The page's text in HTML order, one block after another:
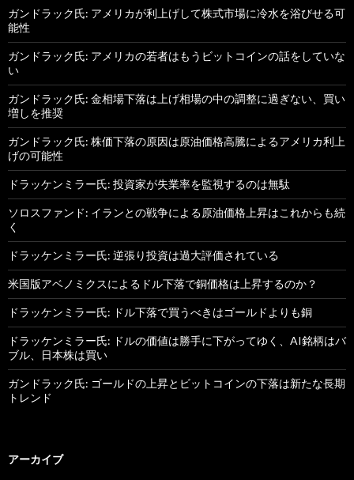
ガンドラック氏: アメリカが利上げして株式市場に冷水を浴びせる可
能性
ガンドラック氏: アメリカの若者はもうビットコインの話をしていな
い
ガンドラック氏: 金相場下落は上げ相場の中の調整に過ぎない、買い
増しを推奨
ガンドラック氏: 株価下落の原因は原油価格高騰によるアメリカ利上
げの可能性
ドラッケンミラー氏: 投資家が失業率を監視するのは無駄
ソロスファンド: イランとの戦争による原油価格上昇はこれからも続
く
ドラッケンミラー氏: 逆張り投資は過大評価されている
米国版アベノミクスによるドル下落で銅価格は上昇するのか？
ドラッケンミラー氏: ドル下落で買うべきはゴールドよりも銅
ドラッケンミラー氏: ドルの価値は勝手に下がってゆく、AI銘柄はバ
ブル、日本株は買い
ガンドラック氏: ゴールドの上昇とビットコインの下落は新たな長期
トレンド
アーカイブ